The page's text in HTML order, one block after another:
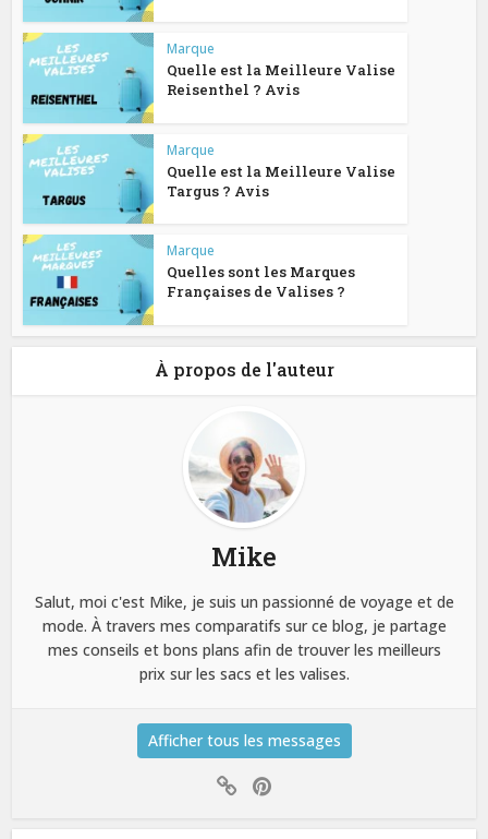
Marque
Quelle est la Meilleure Valise
Reisenthel ? Avis
Marque
Quelle est la Meilleure Valise
Targus ? Avis
Marque
Quelles sont les Marques
Françaises de Valises ?
À propos de l'auteur
Mike
Salut, moi c'est Mike, je suis un passionné de voyage et de
mode. À travers mes comparatifs sur ce blog, je partage
mes conseils et bons plans afin de trouver les meilleurs
prix sur les sacs et les valises.
Afficher tous les messages